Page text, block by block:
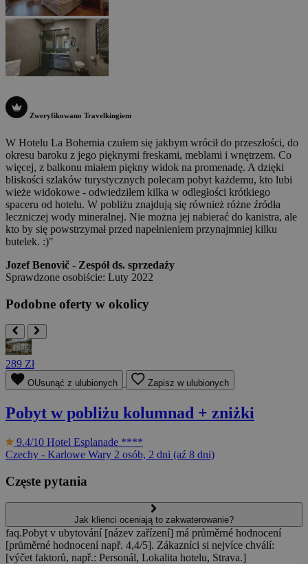
Zweryfikowano Travelkingiem
W Hotelu La Bohemia czułem się jakbym wrócił do przeszłości, do
okresu baroku z jego pięknymi freskami, meblami i wnętrzem. Co
więcej, z balkonu miałem piękny widok na promenadę. A dzięki
bliskości szlaków turystycznych polecam pobyt każdemu, kto lubi
wieże widokowe - odwiedziłem kilka w odległości krótkiego
spaceru od hotelu. W pobliżu znajdują się również różne źródła
leczniczej wody mineralnej. Nie można jej nabierać do kanistra, ale
kto by się powstrzymał przed napełnieniem przynajmniej kilku
butelek. :)"
Jozef Benovič - Zespół ds. sprzedaży
Sprawdzone osobiście: Luty 2022
Podobne oferty w okolicy
289 Zł
OUsunąć z ulubionych Zapisz w ulubionych
Pobyt w pobliżu kolumnad + zniżki
9.4/10 Hotel Esplanade ****
Czechy - Karlowe Wary 2 osób, 2 dni (aź 8 dni)
Częste pytania
Jak klienci oceniają to zakwaterowanie?
faq.Pobyt v ubytování [název zařízení] má průměrné hodnocení
[průměrné hodnocení např. 4,4/5]. Zákazníci si nejvíce chválí:
[výčet faktorů, např.: Personál, Lokalita hotelu, Strava.]